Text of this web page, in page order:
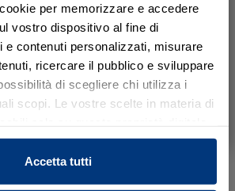
per memorizzare e accedere
vostro dispositivo al fine di
e contenuti personalizzati, misurare
ricercare il pubblico e sviluppare
di scegliere chi utilizza i
scopi. Le vostre scelte in materia di
le vostre scelte. È possibile
il proprio consenso in qualsiasi
sui cookie o facendo clic
Accetta tutti
di un immobile in
07/2026
rilanci per un terreno tra
e Castellana
comprendere e
in sicurezza.
passo.